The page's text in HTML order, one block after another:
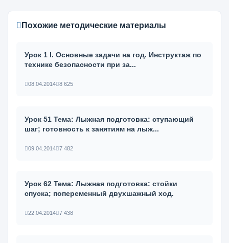
Похожие методические материалы
Урок 1 I. Основные задачи на год. Инструктаж по
технике безопасности при за...
08.04.2014 8 625
Урок 51 Тема: Лыжная подготовка: ступающий
шаг; готовность к занятиям на лыж...
09.04.2014 7 482
Урок 62 Тема: Лыжная подготовка: стойки
спуска; попеременный двухшаж­ный ход.
22.04.2014 7 438